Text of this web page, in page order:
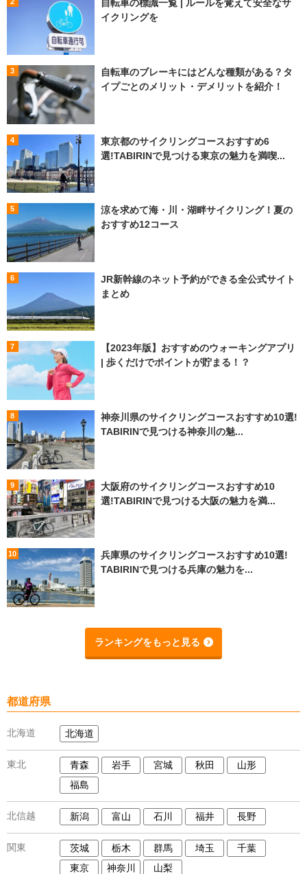
自転車の標識一覧 | ルールを覚えて安全なサ
イクリングを
自転車のブレーキにはどんな種類がある？タ
イプごとのメリット・デメリットを紹介！
東京都のサイクリングコースおすすめ6
選!TABIRINで見つける東京の魅力を満喫...
涼を求めて海・川・湖畔サイクリング！夏の
おすすめ12コース
JR新幹線のネット予約ができる全公式サイト
まとめ
【2023年版】おすすめのウォーキングアプリ
| 歩くだけでポイントが貯まる！？
神奈川県のサイクリングコースおすすめ10選!
TABIRINで見つける神奈川の魅...
大阪府のサイクリングコースおすすめ10
選!TABIRINで見つける大阪の魅力を満...
兵庫県のサイクリングコースおすすめ10選!
TABIRINで見つける兵庫の魅力を...
ランキングをもっと見る
都道府県
北海道 北海道
東北 青森 岩手 宮城 秋田
山形
福島
北信越 新潟 富山 石川 福井 長野
関東 茨城 栃木 群馬 埼玉
千葉
東京
神奈川 山梨